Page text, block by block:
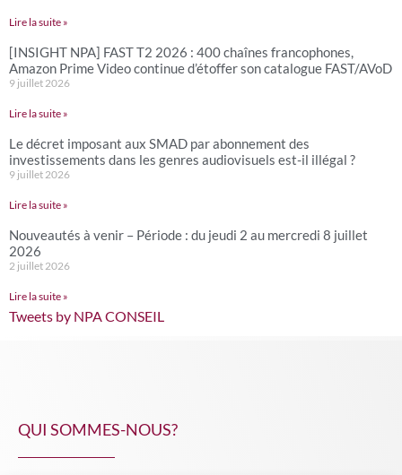
Lire la suite »
[INSIGHT NPA] FAST T2 2026 : 400 chaînes francophones,
Amazon Prime Video continue d’étoffer son catalogue FAST/AVoD
9 juillet 2026
Lire la suite »
Le décret imposant aux SMAD par abonnement des
investissements dans les genres audiovisuels est-il illégal ?
9 juillet 2026
Lire la suite »
Nouveautés à venir – Période : du jeudi 2 au mercredi 8 juillet
2026
2 juillet 2026
Lire la suite »
Tweets by NPA CONSEIL
QUI SOMMES-NOUS?